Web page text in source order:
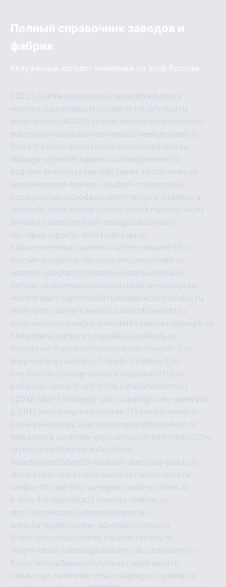
Полный справочник заводов и
фабрик
Актуальный каталог компаний по всей России
03223.ruufille.rukrasotata.ruprazdnikdushi.ru
veetbox.rucinemapost.ruciam-fr.rukraft-you.ru
mega-press.ru03223.ruweb-explore.ru rastenuya.ru
eurovision-russia.rustrah-news.rufreeride-team.ru
itrack-24.rusexshopexpress.ruautostudiopro.ru
alabuga-cityhotel.rupornv.ruatlantpereezd.ru
bud-em-znakomye.rua-cdc.ruelektrostal-news.ru
korolevremont-market.rubudem-znakomye.ru
oooagrosnab.rufpodaso.ruemfire.rupro-otdelky.ru
ukrasotki.ruseksuzbek.ruseks-uzbek.ruporno-vk.ru
sovratili.ruolecoon.ruvd-dosug.ruadonyev.ru
rbc-news.ruporno-skvirt.rukrospr.ru
13autor-kolonka.rusormol.ru2rich.ru hostel-65.ru
hostserve.ruporno-na-russkom.ru mishinlab.ru
neznobi.rubigfatcc.ru habble.rustarbucksvia.ru
delfinet.rusilvernano.ruelestal.ruvektor-doroga.ru
velotrenajery.rupronso54.ru lenasever.ru lovinskix.ru
show-pets.rusmartnews03.rudiscofoxworld.ru
miraclecoon.rupongup.ru hostel65.ru liura.ruglasspb.ru
firehunters.rugribowo.rugnalis.rubulkitula.ru
hometown-france.ru1-xbeticricetc-1-xbetti-5.ru
shop-garena.rucricetc-1-xbetr-1-xbetcc-2.ru
one-life-story.rutop-halyava.ruaccounts112.ru
poka-vse-doma-2.ru3-d-file.ru hahahaharms.ru
g2012.rutst-1.rushaggy-cat.ruopsmgr.ruev-gallery.ru
g-2012.ruops-mgr.ruaccounts-112.rucsm-demo.ru
poka-vse-doma2.ruairgungames.ruallseo-host.ru
tehosmotre.ruvarieta-yug.rucricetc1xbetr1xbetcc2.ru
raytor-d.ruatillagunn.ru3d-file.ru
1xbeticricetc1xbetti5.ruuafoot-statti.rue-abis1c.ru
store-brawl-stars.rukts-services.rudark-sand.ru
sindika-01.rusp-life.rux-legion.rusib-archives.ru
e-abis-1-c.rusindika01.ruvenda-festival.ru
store-brawlstars.rudooraleksandria.ru
antenna-highly.ru mine-lab-msk.ru1-mus.ru
3-sex-porn.ruban-damn.rupurse-factory.ru
viagra-tablet.rufasbags.ruadler-jun.rubandamn.ru
fincontech.ru3sexporn.ru1mus.rudarksand.ru
rebus-toys.ru minelab-msk.rualabuga-cityhotel.ru